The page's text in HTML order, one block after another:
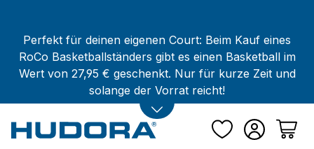
Perfekt für deinen eigenen Court: Beim Kauf eines
RoCo Basketballständers gibt es einen Basketball im
Wert von 27,95 € geschenkt. Nur für kurze Zeit und
solange der Vorrat reicht!